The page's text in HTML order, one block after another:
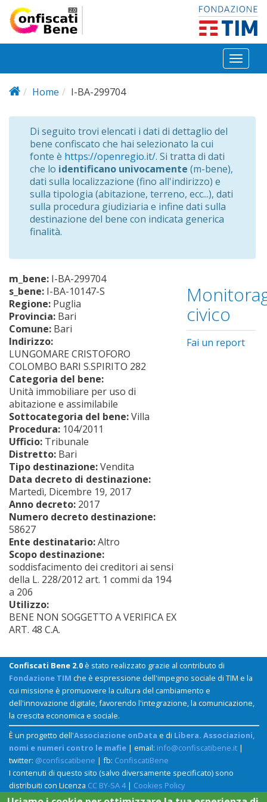
Salta al contenuto principale
Toggle
Home
I-BA-299704
Di seguito trovi elencati i dati di dettaglio del
bene confiscato che hai selezionato la cui
fonte è https://openregio.it/. Si tratta di dati
che lo identificano univocamente (m-bene),
dati sulla localizzazione (fino all'indirizzo) e
sulla tipologia (abitazione, terreno, ecc...), dati
sulla procedura giudiziaria e infine dati sulla
destinazione del bene con indicata generica
finalità.
m_bene: I-BA-299704
s_bene: I-BA-10147-S
Regione: Puglia
Provincia: Bari
Comune: Bari
Indirizzo:
LUNGOMARE CRISTOFORO
COLOMBO BARI S.SPIRITO 282
Categoria del bene:
Unità immobiliare per uso di
abitazione e assimilabile
Sottocategoria del bene:Villa
Procedura: 104/2011
Ufficio: Tribunale
Distretto: Bari
Tipo destinazione:Vendita
Data decreto di destinazione:
Martedì, Dicembre 19, 2017
Anno decreto: 2017
Numero decreto destinazione:
58627
Ente destinatario:Altro
Scopo destinazione:
soddisfacimento dei creditori ai sensi
della L. 228/2012 art. 1 commi da 194
a 206
Utilizzo:
BENE NON SOGGETTO A VERIFICA EX
ART. 48 C.A.
civico
Fai un report
Confiscati Bene 2.0è stato realizzato grazie al contributo di
Fondazione TIM che è espressione dell'impegno sociale di TIM e la
cui missione è promuovere la cultura del cambiamento e
dell'innovazione digitale, favorendo l'integrazione, la comunicazione,
la crescita economica e sociale.
È un progetto dell'Associazione onData e di Libera. Associazioni,
nomi e numeri contro le mafie | email: info@confiscatibene.it |
twitter: @confiscatibene | fb: ConfiscatiBene
I contenuti di questo sito (salvo diversamente specificato) sono
distribuiti con Licenza CC BY-SA 4| Cookies Policy